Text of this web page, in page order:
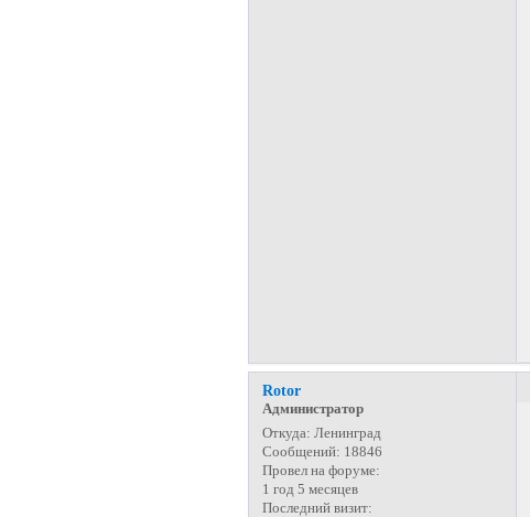
Rotor
Администратор
Откуда: Ленинград
Сообщений: 18846
Провел на форуме:
1 год 5 месяцев
Последний визит: